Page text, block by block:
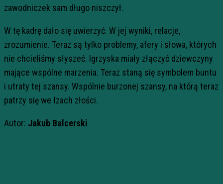
zawodniczek sam długo niszczył.
W tę kadrę dało się uwierzyć. W jej wyniki, relacje,
zrozumienie. Teraz są tylko problemy, afery i słowa, których
nie chcieliśmy słyszeć. Igrzyska miały złączyć dziewczyny
mające wspólne marzenia. Teraz staną się symbolem buntu
i utraty tej szansy. Wspólnie burzonej szansy, na którą teraz
patrzy się we łzach złości.
Autor: Jakub Balcerski